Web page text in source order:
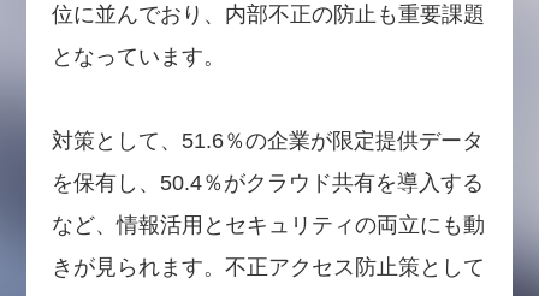
位に並んでおり、内部不正の防止も重要課題
となっています。
対策として、51.6％の企業が限定提供データ
を保有し、50.4％がクラウド共有を導入する
など、情報活用とセキュリティの両立にも動
きが見られます。不正アクセス防止策として